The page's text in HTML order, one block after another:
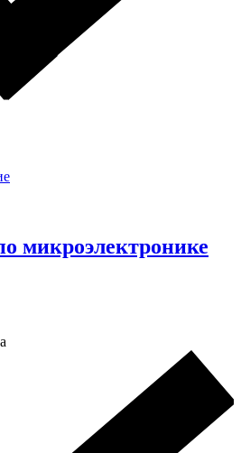
микроэлектронике